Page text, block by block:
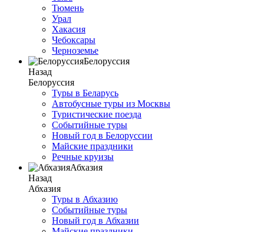
Тюмень
Урал
Хакасия
Чебоксары
Черноземье
Белоруссия
Назад
Белоруссия
Туры в Беларусь
Автобусные туры из Москвы
Туристические поезда
Событийные туры
Новый год в Белоруссии
Майские праздники
Речные круизы
Абхазия
Назад
Абхазия
Туры в Абхазию
Событийные туры
Новый год в Абхазии